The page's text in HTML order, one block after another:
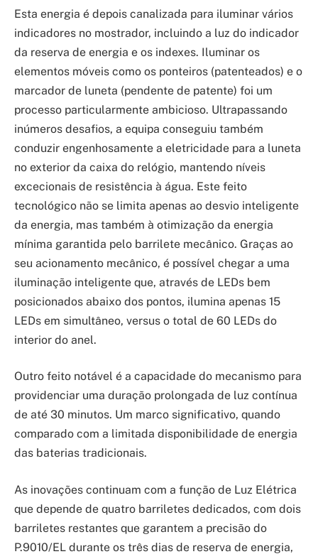
Esta energia é depois canalizada para iluminar vários
indicadores no mostrador, incluindo a luz do indicador
da reserva de energia e os indexes. Iluminar os
elementos móveis como os ponteiros (patenteados) e o
marcador de luneta (pendente de patente) foi um
processo particularmente ambicioso. Ultrapassando
inúmeros desafios, a equipa conseguiu também
conduzir engenhosamente a eletricidade para a luneta
no exterior da caixa do relógio, mantendo níveis
excecionais de resistência à água. Este feito
tecnológico não se limita apenas ao desvio inteligente
da energia, mas também à otimização da energia
mínima garantida pelo barrilete mecânico. Graças ao
seu acionamento mecânico, é possível chegar a uma
iluminação inteligente que, através de LEDs bem
posicionados abaixo dos pontos, ilumina apenas 15
LEDs em simultâneo, versus o total de 60 LEDs do
interior do anel.
Outro feito notável é a capacidade do mecanismo para
providenciar uma duração prolongada de luz contínua
de até 30 minutos. Um marco significativo, quando
comparado com a limitada disponibilidade de energia
das baterias tradicionais.
As inovações continuam com a função de Luz Elétrica
que depende de quatro barriletes dedicados, com dois
barriletes restantes que garantem a precisão do
P.9010/EL durante os três dias de reserva de energia,